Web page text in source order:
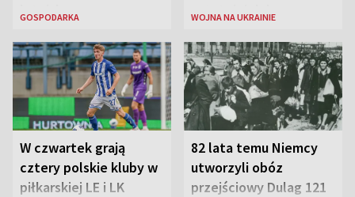
GOSPODARKA WOJNA NA UKRAINIE
W czwartek grają
cztery polskie kluby w
piłkarskiej LE i LK
82 lata temu Niemcy
utworzyli obóz
przejściowy Dulag 121